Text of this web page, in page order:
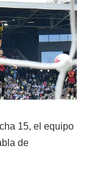
15, el equipo
de